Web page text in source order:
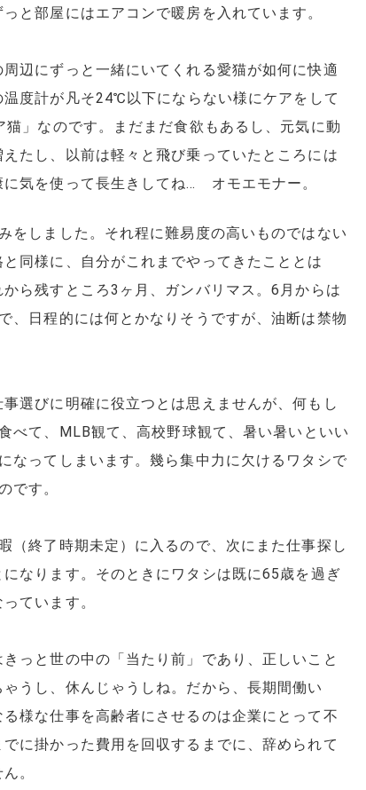
と部屋にはエアコンで暖房を入れています。
辺にずっと一緒にいてくれる愛猫が如何に快適
度計が凡そ24℃以下にならない様にケアをして
」なのです。まだまだ食欲もあるし、元気に動
たし、以前は軽々と飛び乗っていたところには
気を使って長生きしてね… オモエモナー。
をしました。それ程に難易度の高いものではない
同様に、自分がこれまでやってきたこととは
ら残すところ3ヶ月、ガンバリマス。6月からは
、日程的には何とかなりそうですが、油断は禁物
選びに明確に役立つとは思えませんが、何もし
べて、MLB観て、高校野球観て、暑い暑いといい
なってしまいます。幾ら集中力に欠けるワタシで
です。
（終了時期未定）に入るので、次にまた仕事探し
なります。そのときにワタシは既に65歳を過ぎ
ています。
っと世の中の「当たり前」であり、正しいこと
うし、休んじゃうしね。だから、長期間働い
様な仕事を高齢者にさせるのは企業にとって不
に掛かった費用を回収するまでに、辞められて
。